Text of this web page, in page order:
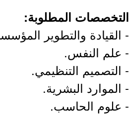
التخصصات المطلوبة:
- القيادة والتطوير
- علم النفس.
- التصميم التنظيمي.
- الموارد البشرية.
- علوم الحاسب.